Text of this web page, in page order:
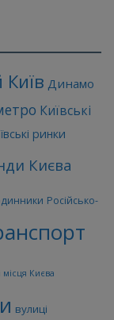
Динамо
Київські
ринки
Києва
Російсько-
місця Києва
вулиці